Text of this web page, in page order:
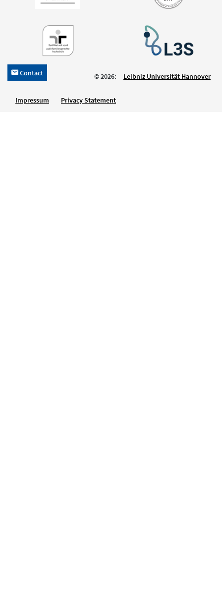
h Contact © 2026: Leibniz Universität Hannover
Impressum Privacy Statement